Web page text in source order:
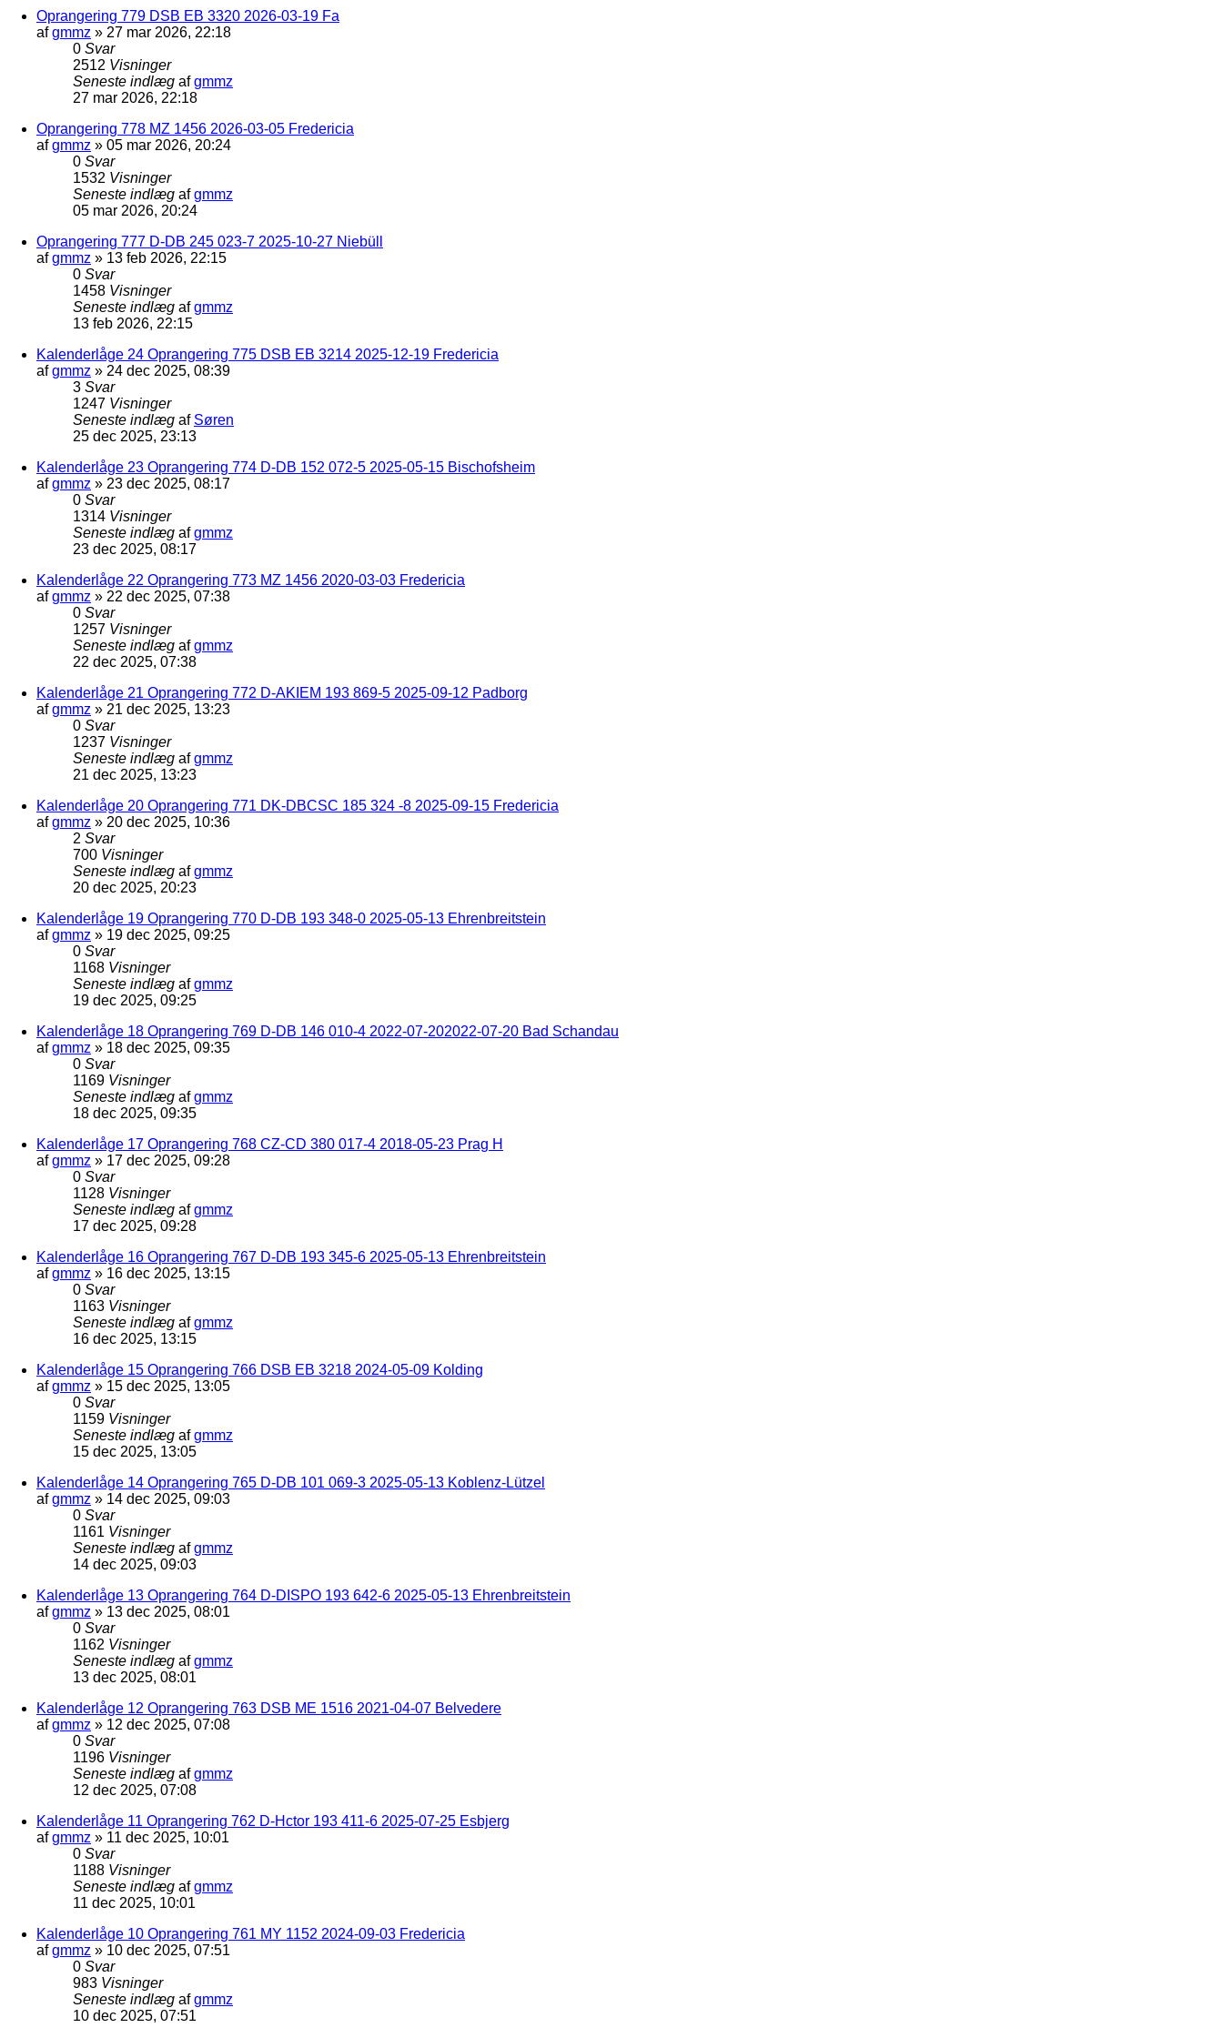
Oprangering 779 DSB EB 3320 2026-03-19 Fa
afgmmz » 27 mar 2026, 22:18
0 Svar
2512 Visninger
Seneste indlæg afgmmz
27 mar 2026, 22:18
Oprangering 778 MZ 1456 2026-03-05 Fredericia
afgmmz » 05 mar 2026, 20:24
0 Svar
1532 Visninger
Seneste indlæg afgmmz
05 mar 2026, 20:24
Oprangering 777 D-DB 245 023-7 2025-10-27 Niebüll
afgmmz » 13 feb 2026, 22:15
0 Svar
1458 Visninger
Seneste indlæg afgmmz
13 feb 2026, 22:15
Kalenderlåge 24 Oprangering 775 DSB EB 3214 2025-12-19 Fredericia
afgmmz » 24 dec 2025, 08:39
3 Svar
1247 Visninger
Seneste indlæg af Søren
25 dec 2025, 23:13
Kalenderlåge 23 Oprangering 774 D-DB 152 072-5 2025-05-15 Bischofsheim
afgmmz » 23 dec 2025, 08:17
0 Svar
1314 Visninger
Seneste indlæg afgmmz
23 dec 2025, 08:17
Kalenderlåge 22 Oprangering 773 MZ 1456 2020-03-03 Fredericia
afgmmz » 22 dec 2025, 07:38
0 Svar
1257 Visninger
Seneste indlæg afgmmz
22 dec 2025, 07:38
Kalenderlåge 21 Oprangering 772 D-AKIEM 193 869-5 2025-09-12 Padborg
afgmmz » 21 dec 2025, 13:23
0 Svar
1237 Visninger
Seneste indlæg afgmmz
21 dec 2025, 13:23
Kalenderlåge 20 Oprangering 771 DK-DBCSC 185 324 -8 2025-09-15 Fredericia
afgmmz » 20 dec 2025, 10:36
2 Svar
700 Visninger
Seneste indlæg afgmmz
20 dec 2025, 20:23
Kalenderlåge 19 Oprangering 770 D-DB 193 348-0 2025-05-13 Ehrenbreitstein
afgmmz » 19 dec 2025, 09:25
0 Svar
1168 Visninger
Seneste indlæg afgmmz
19 dec 2025, 09:25
Kalenderlåge 18 Oprangering 769 D-DB 146 010-4 2022-07-202022-07-20 Bad Schandau
afgmmz » 18 dec 2025, 09:35
0 Svar
1169 Visninger
Seneste indlæg afgmmz
18 dec 2025, 09:35
Kalenderlåge 17 Oprangering 768 CZ-CD 380 017-4 2018-05-23 Prag H
afgmmz » 17 dec 2025, 09:28
0 Svar
1128 Visninger
Seneste indlæg afgmmz
17 dec 2025, 09:28
Kalenderlåge 16 Oprangering 767 D-DB 193 345-6 2025-05-13 Ehrenbreitstein
afgmmz » 16 dec 2025, 13:15
0 Svar
1163 Visninger
Seneste indlæg afgmmz
16 dec 2025, 13:15
Kalenderlåge 15 Oprangering 766 DSB EB 3218 2024-05-09 Kolding
afgmmz » 15 dec 2025, 13:05
0 Svar
1159 Visninger
Seneste indlæg afgmmz
15 dec 2025, 13:05
Kalenderlåge 14 Oprangering 765 D-DB 101 069-3 2025-05-13 Koblenz-Lützel
afgmmz » 14 dec 2025, 09:03
0 Svar
1161 Visninger
Seneste indlæg afgmmz
14 dec 2025, 09:03
Kalenderlåge 13 Oprangering 764 D-DISPO 193 642-6 2025-05-13 Ehrenbreitstein
afgmmz » 13 dec 2025, 08:01
0 Svar
1162 Visninger
Seneste indlæg afgmmz
13 dec 2025, 08:01
Kalenderlåge 12 Oprangering 763 DSB ME 1516 2021-04-07 Belvedere
afgmmz » 12 dec 2025, 07:08
0 Svar
1196 Visninger
Seneste indlæg afgmmz
12 dec 2025, 07:08
Kalenderlåge 11 Oprangering 762 D-Hctor 193 411-6 2025-07-25 Esbjerg
afgmmz » 11 dec 2025, 10:01
0 Svar
1188 Visninger
Seneste indlæg afgmmz
11 dec 2025, 10:01
Kalenderlåge 10 Oprangering 761 MY 1152 2024-09-03 Fredericia
afgmmz » 10 dec 2025, 07:51
0 Svar
983 Visninger
Seneste indlæg afgmmz
10 dec 2025, 07:51